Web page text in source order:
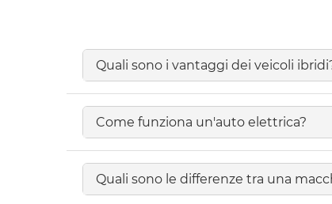
Quali sono i vantaggi dei veicoli
Come funziona un'auto elettrica?
Quali sono le differenze tra una